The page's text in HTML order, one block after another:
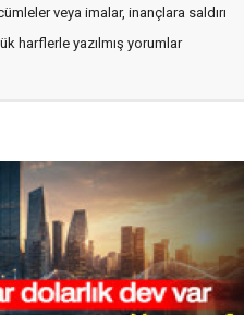
veya imalar, inançlara saldırı
harflerle yazılmış yorumlar